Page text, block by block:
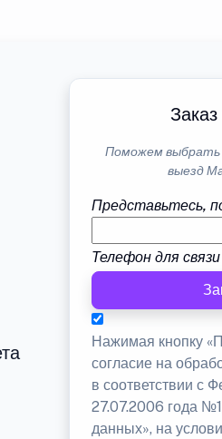
Заказ
Поможем выбрать
выезд
Представьтесь,
Телефон для связи
Нажимая кнопку
согласие на
в соответствии с
27.07.2006 года
данных», на